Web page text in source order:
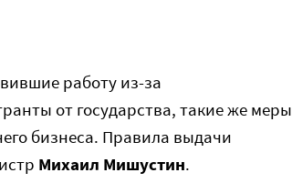
работу из-за
от государства, такие же меры
бизнеса. Правила выдачи
Михаил Мишустин.